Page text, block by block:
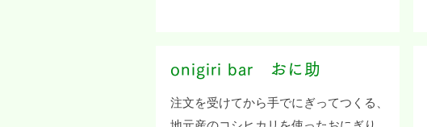
onigiri bar おに助
注文を受けてから手でにぎってつくる、